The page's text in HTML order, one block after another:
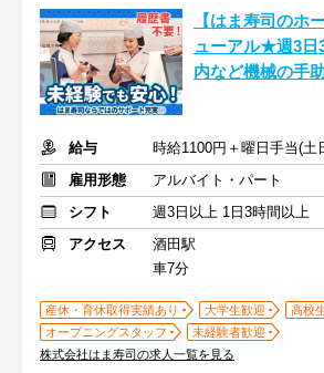
【はま寿司のホ
ューアル★週3日
内など機械の手
給与
時給1100円＋曜日手当(土
雇用形態
アルバイト・パート
シフト
週3日以上 1日3時間以上
アクセス
酒田駅
車7分
産休・育休取得実績あり 大学生歓迎
高校
オープニングスタッフ
未経験者歓迎
株式会社はま寿司の求人一覧を見る